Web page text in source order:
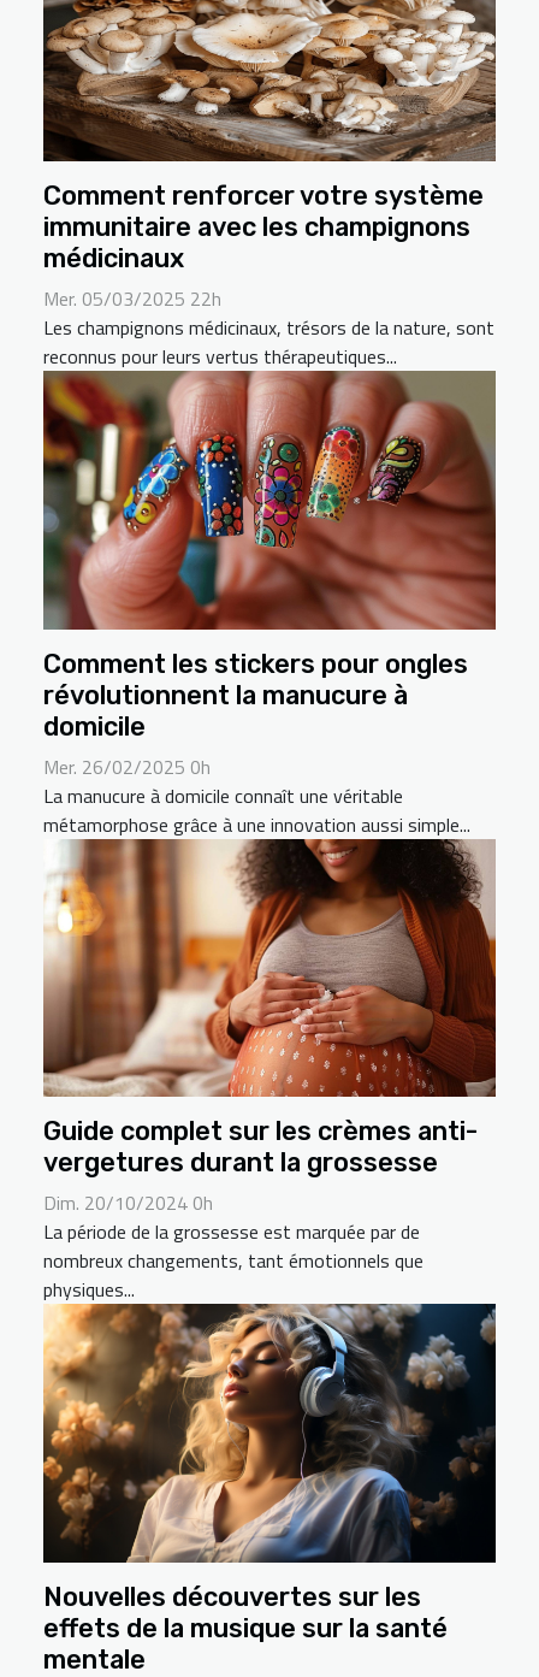
Comment renforcer votre système
immunitaire avec les champignons
médicinaux
Mer. 05/03/2025 22h
Les champignons médicinaux, trésors de la nature, sont
reconnus pour leurs vertus thérapeutiques...
Comment les stickers pour ongles
révolutionnent la manucure à
domicile
Mer. 26/02/2025 0h
La manucure à domicile connaît une véritable
métamorphose grâce à une innovation aussi simple...
Guide complet sur les crèmes anti-
vergetures durant la grossesse
Dim. 20/10/2024 0h
La période de la grossesse est marquée par de
nombreux changements, tant émotionnels que
physiques...
Nouvelles découvertes sur les
effets de la musique sur la santé
mentale